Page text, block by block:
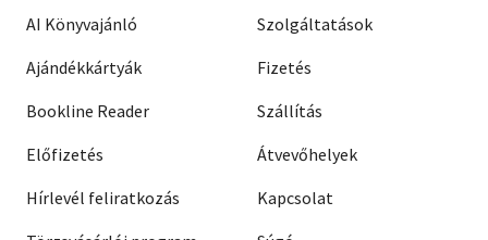
AI Könyvajánló
Ajándékkártyák
Bookline Reader
Előfizetés
Hírlevél feliratkozás
Szolgáltatások
Fizetés
Szállítás
Átvevőhelyek
Kapcsolat